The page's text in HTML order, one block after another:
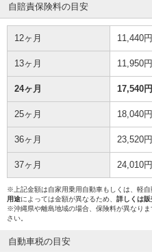
自賠責保険料の目安
12ヶ月 11,440円
13ヶ月 11,950円
24ヶ月 17,540円
25ヶ月 18,040円
36ヶ月 23,520円
37ヶ月 24,010円
※上記金額は自家用乗用自動車もしくは、軽自
用途によっては金額が異なるため、 詳しくは
※沖縄県や離島地域の場合、保険料が異なりま
さい。
自動車税の目安